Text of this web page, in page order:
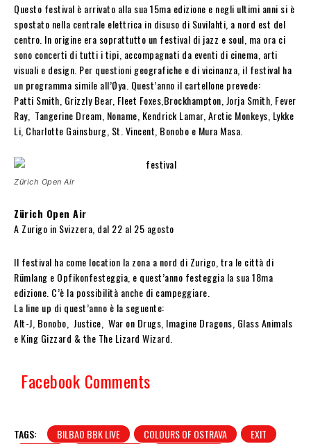
Questo festival è arrivato alla sua 15ma edizione e negli ultimi anni si è
spostato nella centrale elettrica in disuso di Suvilahti, a nord est del
centro. In origine era soprattutto un festival di jazz e soul, ma ora ci
sono concerti di tutti i tipi, accompagnati da eventi di cinema, arti
visuali e design. Per questioni geografiche e di vicinanza, il festival ha
un programma simile all’Øya. Quest’anno il cartellone prevede:
Patti Smith, Grizzly Bear, Fleet Foxes,Brockhampton, Jorja Smith, Fever
Ray, Tangerine Dream, Noname, Kendrick Lamar, Arctic Monkeys, Lykke
Li, Charlotte Gainsburg, St. Vincent, Bonobo e Mura Masa.
Zürich Open Air
Zürich Open Air
A Zurigo in Svizzera, dal 22 al 25 agosto
Il festival ha come location la zona a nord di Zurigo, tra le città di
Rümlang e Opfikonfesteggia, e quest’anno festeggia la sua 18ma
edizione. C’è la possibilità anche di campeggiare.
La line up di quest’anno è la seguente:
Alt-J, Bonobo, Justice, War on Drugs, Imagine Dragons, Glass Animals
e King Gizzard & the The Lizard Wizard.
Facebook Comments
TAGS: BILBAO BBK LIVE COLOURS OF OSTRAVA
EXIT